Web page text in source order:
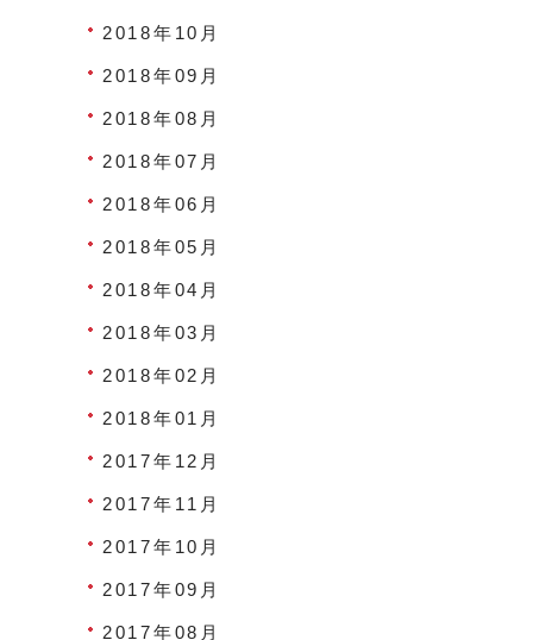
2018年10月
2018年09月
2018年08月
2018年07月
2018年06月
2018年05月
2018年04月
2018年03月
2018年02月
2018年01月
2017年12月
2017年11月
2017年10月
2017年09月
2017年08月